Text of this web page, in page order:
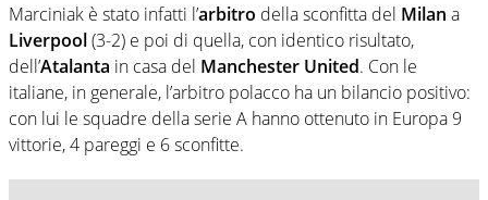
Marciniak è stato infatti l’arbitro della sconfitta del Milan a
Liverpool(3-2) e poi di quella, con identico risultato,
dell’Atalanta in casa del Manchester United. Con le
italiane, in generale, l’arbitro polacco ha un bilancio positivo:
con lui le squadre della serie A hanno ottenuto in Europa 9
vittorie, 4 pareggi e 6 sconfitte.